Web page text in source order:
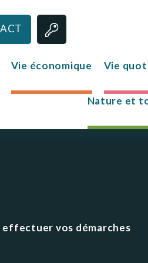
Vie économique Vie
Nature et
effectuer vos démarches